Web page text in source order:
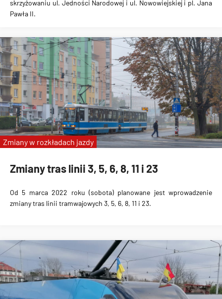
skrzyżowaniu ul. Jedności Narodowej i ul. Nowowiejskiej i pl. Jana
Pawła II.
Zmiany tras linii 3, 5, 6, 8, 11 i 23
Od 5 marca 2022 roku (sobota) planowane jest wprowadzenie
zmiany tras linii tramwajowych 3, 5, 6, 8, 11 i 23.
Zmiany w rozkładach jazdy